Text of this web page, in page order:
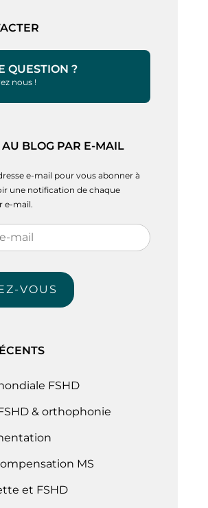
QUESTION ?
nous !
BLOG PAR E-MAIL
e-mail pour vous abonner à
une notification de chaque
e-mail.
VOUS
FSHD
& orthophonie
MS
et FSHD